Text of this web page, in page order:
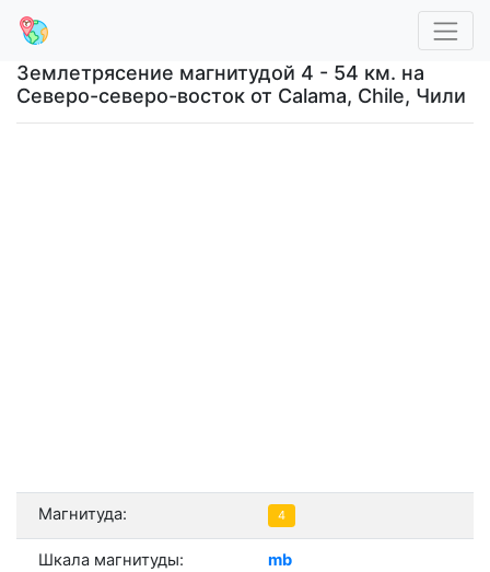
Землетрясение магнитудой 4 - 54 км. на
Северо-северо-восток от Calama, Chile, Чили
Магнитуда: 4
Шкала магнитуды: mb